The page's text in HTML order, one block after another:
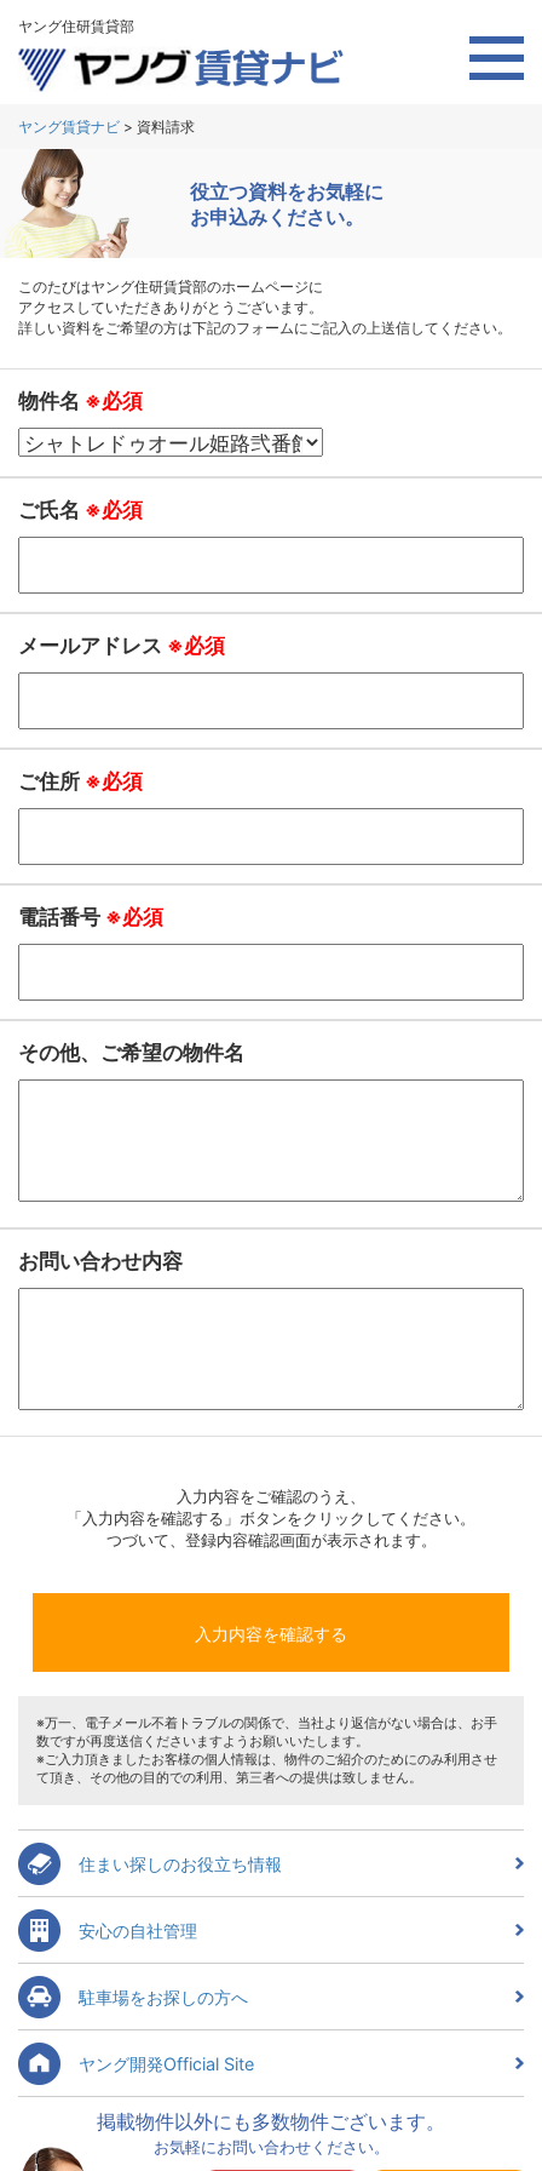
ヤング住研賃貸部
ヤング賃貸ナビ > 資料請求
役立つ資料をお気軽に
お申込みください。
このたびはヤング住研賃貸部のホームページに
アクセスしていただきありがとうございます。
詳しい資料をご希望の方は下記のフォームにご記入の上送信してください。
物件名 ※必須
ご氏名 ※必須
メールアドレス ※必須
ご住所 ※必須
電話番号 ※必須
その他、ご希望の物件名
お問い合わせ内容
入力内容をご確認のうえ、
「入力内容を確認する」ボタンをクリックしてください。
つづいて、登録内容確認画面が表示されます。
※万一、電子メール不着トラブルの関係で、当社より返信がない場合は、お手
数ですが再度送信くださいますようお願いいたします。
※ご入力頂きましたお客様の個人情報は、物件のご紹介のためにのみ利用させ
て頂き、その他の目的での利用、第三者への提供は致しません。
住まい探しのお役立ち情報
安心の自社管理
駐車場をお探しの方へ
ヤング開発Official Site
掲載物件以外にも多数物件ございます。
お気軽にお問い合わせください。